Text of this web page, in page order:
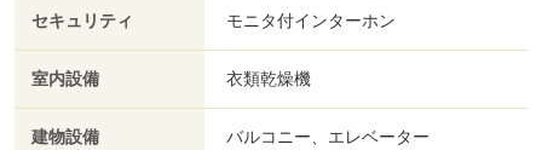
セキュリティ モニタ付インターホン
室内設備 衣類乾燥機
建物設備 バルコニー、エレベーター